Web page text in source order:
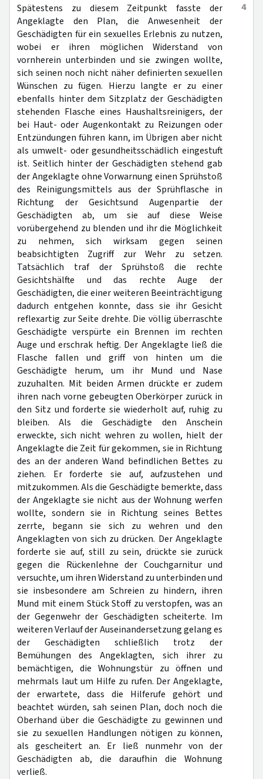
4
Spätestens zu diesem Zeitpunkt fasste der
Angeklagte den Plan, die Anwesenheit der
Geschädigten für ein sexuelles Erlebnis zu nutzen,
wobei er ihren möglichen Widerstand von
vornherein unterbinden und sie zwingen wollte,
sich seinen noch nicht näher definierten sexuellen
Wünschen zu fügen. Hierzu langte er zu einer
ebenfalls hinter dem Sitzplatz der Geschädigten
stehenden Flasche eines Haushaltsreinigers, der
bei Haut- oder Augenkontakt zu Reizungen oder
Entzündungen führen kann, im Übrigen aber nicht
als umwelt- oder gesundheitsschädlich eingestuft
ist. Seitlich hinter der Geschädigten stehend gab
der Angeklagte ohne Vorwarnung einen Sprühstoß
des Reinigungsmittels aus der Sprühflasche in
Richtung der Gesichtsund Augenpartie der
Geschädigten ab, um sie auf diese Weise
vorübergehend zu blenden und ihr die Möglichkeit
zu nehmen, sich wirksam gegen seinen
beabsichtigten Zugriff zur Wehr zu setzen.
Tatsächlich traf der Sprühstoß die rechte
Gesichtshälfte und das rechte Auge der
Geschädigten, die einer weiteren Beeinträchtigung
dadurch entgehen konnte, dass sie ihr Gesicht
reflexartig zur Seite drehte. Die völlig überraschte
Geschädigte verspürte ein Brennen im rechten
Auge und erschrak heftig. Der Angeklagte ließ die
Flasche fallen und griff von hinten um die
Geschädigte herum, um ihr Mund und Nase
zuzuhalten. Mit beiden Armen drückte er zudem
ihren nach vorne gebeugten Oberkörper zurück in
den Sitz und forderte sie wiederholt auf, ruhig zu
bleiben. Als die Geschädigte den Anschein
erweckte, sich nicht wehren zu wollen, hielt der
Angeklagte die Zeit für gekommen, sie in Richtung
des an der anderen Wand befindlichen Bettes zu
ziehen. Er forderte sie auf, aufzustehen und
mitzukommen. Als die Geschädigte bemerkte, dass
der Angeklagte sie nicht aus der Wohnung werfen
wollte, sondern sie in Richtung seines Bettes
zerrte, begann sie sich zu wehren und den
Angeklagten von sich zu drücken. Der Angeklagte
forderte sie auf, still zu sein, drückte sie zurück
gegen die Rückenlehne der Couchgarnitur und
versuchte, um ihren Widerstand zu unterbinden und
sie insbesondere am Schreien zu hindern, ihren
Mund mit einem Stück Stoff zu verstopfen, was an
der Gegenwehr der Geschädigten scheiterte. Im
weiteren Verlauf der Auseinandersetzung gelang es
der Geschädigten schließlich trotz der
Bemühungen des Angeklagten, sich ihrer zu
bemächtigen, die Wohnungstür zu öffnen und
mehrmals laut um Hilfe zu rufen. Der Angeklagte,
der erwartete, dass die Hilferufe gehört und
beachtet würden, sah seinen Plan, doch noch die
Oberhand über die Geschädigte zu gewinnen und
sie zu sexuellen Handlungen nötigen zu können,
als gescheitert an. Er ließ nunmehr von der
Geschädigten ab, die daraufhin die Wohnung
verließ.